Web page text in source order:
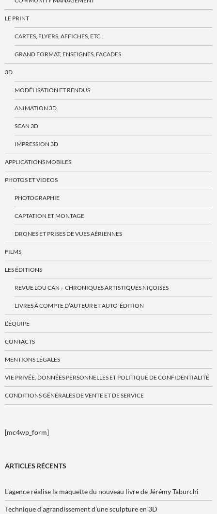
LE PRINT
CARTES, FLYERS, AFFICHES, ETC…
GRAND FORMAT, ENSEIGNES, FAÇADES
3D
MODÉLISATION ET RENDUS
ANIMATION 3D
SCAN 3D
IMPRESSION 3D
APPLICATIONS MOBILES
PHOTOS ET VIDEOS
PHOTOGRAPHIE
CAPTATION ET MONTAGE
DRONES ET PRISES DE VUES AÉRIENNES
FILMS
LES ÉDITIONS
REVUE LOU CAN – CHRONIQUES ARTISTIQUES NIÇOISES
LIVRES À COMPTE D’AUTEUR ET AUTO-ÉDITION
L’ÉQUIPE
CONTACTS
MENTIONS LÉGALES
VIE PRIVÉE, DONNÉES PERSONNELLES ET POLITIQUE DE CONFIDENTIALITÉ
CONDITIONS GÉNÉRALES DE VENTE ET DE SERVICE
[mc4wp_form]
ARTICLES RÉCENTS
L’agence réalise la maquette du nouveau livre de Jérémy Taburchi
Technique d’agrandissement d’une sculpture en 3D